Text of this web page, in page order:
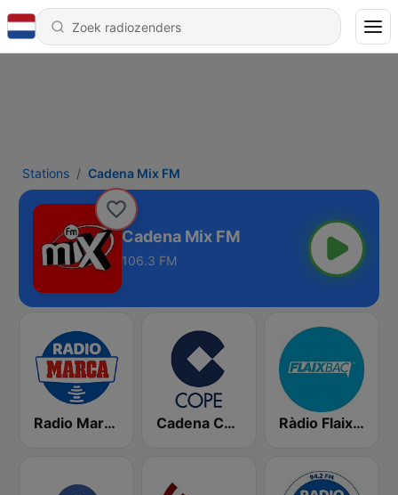
Stations Cadena Mix FM
Cadena Mix FM
106.3 FM
Radio Marca Nacional Cadena COPE Ràdio Flaixbac